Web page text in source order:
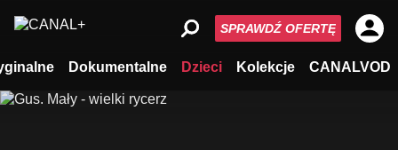
Dokumentalne Dzieci Kolekcje CANALVOD
SPRAWDŹ OFERTĘ